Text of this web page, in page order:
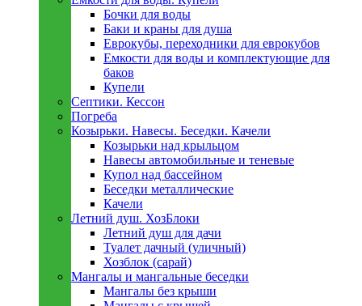
Бочки для воды
Баки и краны для душа
Еврокубы, переходники для еврокубов
Емкости для воды и комплектующие для
баков
Купели
Септики. Кессон
Погреба
Козырьки. Навесы. Беседки. Качели
Козырьки над крыльцом
Навесы автомобильные и теневые
Купол над бассейном
Беседки металлическиe
Качели
Летний душ. ХозБлоки
Летний душ для дачи
Туалет дачный (уличный)
Хозблок (сарай)
Мангалы и мангальные беседки
Мангалы без крыши